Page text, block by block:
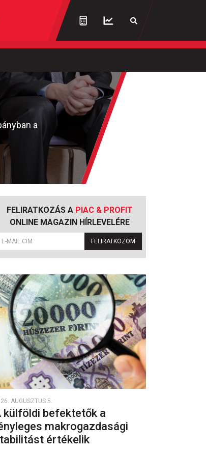
a
FELIRATKOZÁS A PIAC & PROFIT
ONLINE MAGAZIN HÍRLEVELÉRE
FELIRATKOZOM
AUGUSZTUS 5.
külföldi befektetők a
makrogazdasági
értékelik